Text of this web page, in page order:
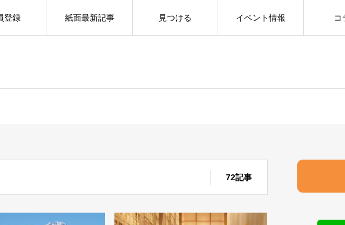
登録 紙面最新記事 見つける イベント情報 コ
72記事